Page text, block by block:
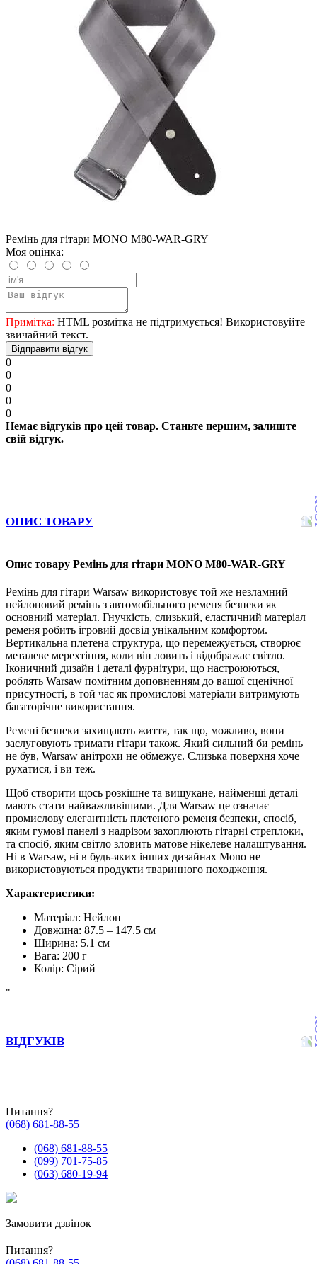
Ремінь для гітари MONO M80-WAR-GRY
Моя оцінка:
Примітка: HTML розмітка не підтримується! Використовуйте
звичайний текст.
Відправити відгук
0
0
0
0
0
Немає відгуків про цей товар. Станьте першим, залиште
свій відгук.
ОПИС ТОВАРУ
Опис товару Ремінь для гітари MONO M80-WAR-GRY
Ремінь для гітари Warsaw використовує той же незламний
нейлоновий ремінь з автомобільного ременя безпеки як
основний матеріал. Гнучкість, слизький, еластичний матеріал
ременя робить ігровий досвід унікальним комфортом.
Вертикальна плетена структура, що перемежується, створює
металеве мерехтіння, коли він ловить і відображає світло.
Іконичний дизайн і деталі фурнітури, що настроюються,
роблять Warsaw помітним доповненням до вашої сценічної
присутності, в той час як промислові матеріали витримують
багаторічне використання.
Ремені безпеки захищають життя, так що, можливо, вони
заслуговують тримати гітари також. Який сильний би ремінь
не був, Warsaw анітрохи не обмежує. Слизька поверхня хоче
рухатися, і ви теж.
Щоб створити щось розкішне та вишукане, найменші деталі
мають стати найважливішими. Для Warsaw це означає
промислову елегантність плетеного ременя безпеки, спосіб,
яким гумові панелі з надрізом захоплюють гітарні стреплоки,
та спосіб, яким світло зловить матове нікелеве налаштування.
Ні в Warsaw, ні в будь-яких інших дизайнах Mono не
використовуються продукти тваринного походження.
Характеристики:
Матеріал: Нейлон
Довжина: 87.5 – 147.5 см
Ширина: 5.1 см
Вага: 200 г
Колір: Сірий
"
ВІДГУКІВ
Питання?
(068) 681-88-55
(068) 681-88-55
(099) 701-75-85
(063) 680-19-94
Замовити дзвінок
Питання?